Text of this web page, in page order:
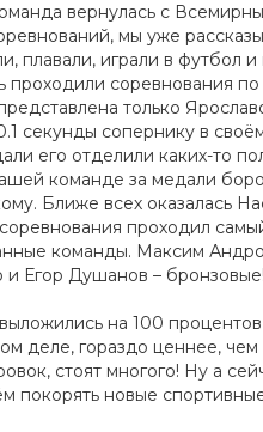
вернулась с
мы уже
плавали, играли в футбол
проходили соревнования
только
секунды сопернику в
его отделили каких-то
команде за медали
Ближе всех оказалась
проходил
команды. Максим
Егор Душанов –
на 100
деле, гораздо ценнее, чем
стоят многого! Ну а
покорять новые